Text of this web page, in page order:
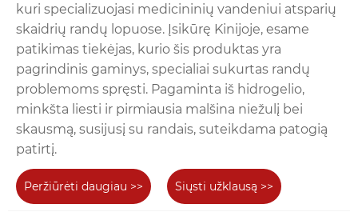
kuri specializuojasi medicininių vandeniui atsparių
skaidrių randų lopuose. Įsikūrę Kinijoje, esame
patikimas tiekėjas, kurio šis produktas yra
pagrindinis gaminys, specialiai sukurtas randų
problemoms spręsti. Pagaminta iš hidrogelio,
minkšta liesti ir pirmiausia malšina niežulį bei
skausmą, susijusį su randais, suteikdama patogią
patirtį.
Peržiūrėti daugiau >> Siųsti užklausą >>